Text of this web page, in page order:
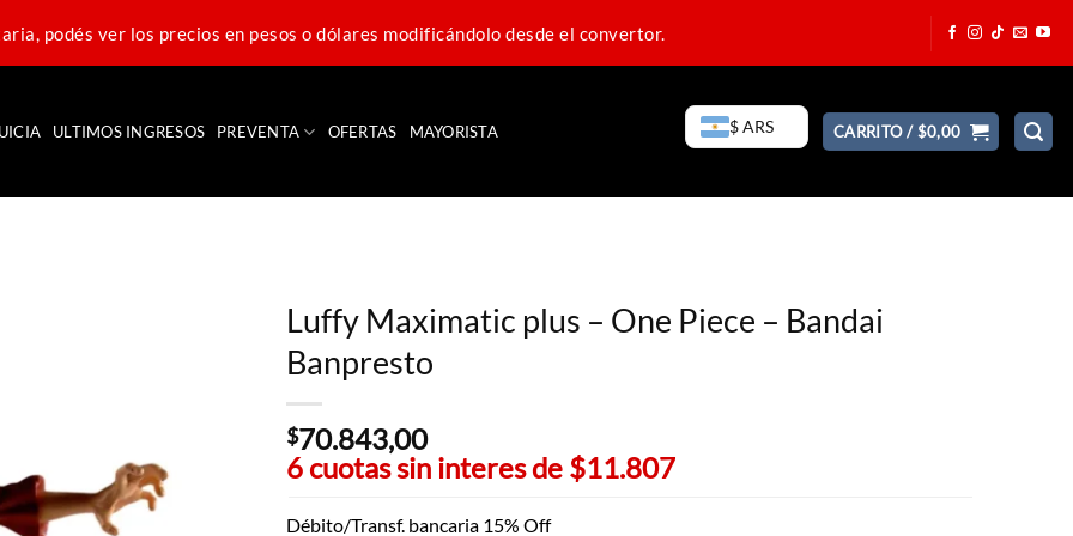
podés ver los precios en pesos o dólares modificándolo desde el convertor.
ULTIMOS INGRESOS PREVENTA OFERTAS MAYORISTA $ ARS CARRITO /$0,00
Luffy Maximatic plus – One Piece – Bandai
Banpresto
$70.843,00
6 cuotas sin interes de $11.807
Débito/Transf. bancaria 15% Off